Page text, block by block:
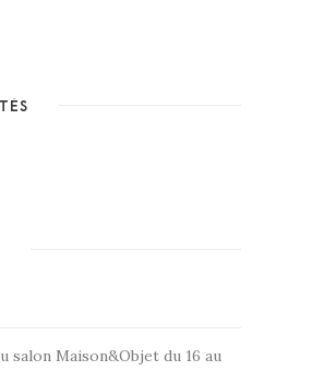
salon Maison&Objet du 16 au